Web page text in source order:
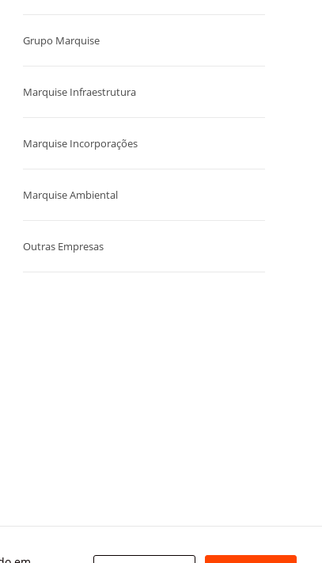
Grupo Marquise
Marquise Infraestrutura
Marquise Incorporações
Marquise Ambiental
Outras Empresas